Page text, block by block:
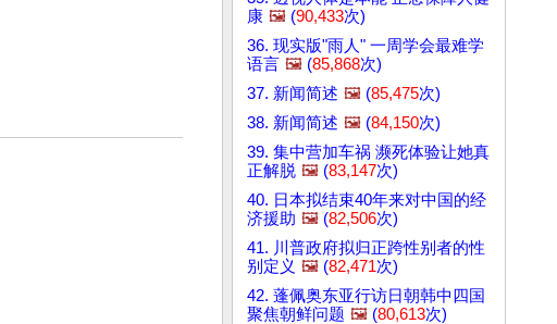
康 🖼️ (90,433次)
36. 现实版"雨人" 一周学会最难学
语言 🖼️ (85,868次)
37. 新闻简述 🖼️ (85,475次)
38. 新闻简述 🖼️ (84,150次)
39. 集中营加车祸 濒死体验让她真
正解脱 🖼️ (83,147次)
40. 日本拟结束40年来对中国的经
济援助 🖼️ (82,506次)
41. 川普政府拟归正跨性别者的性
别定义 🖼️ (82,471次)
42. 蓬佩奥东亚行访日朝韩中四国
聚焦朝鲜问题 🖼️ (80,613次)